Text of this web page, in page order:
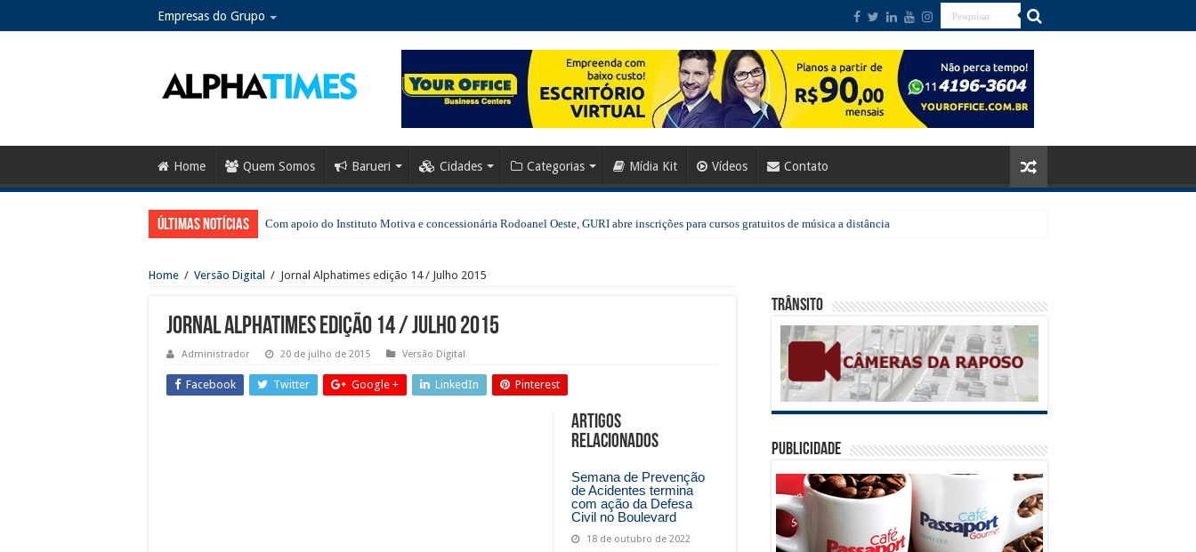
Empresas do Grupo
Home Quem Somos Barueri Cidades Categorias Mídia Kit Vídeos Contato
Últimas notícias Com apoio do Instituto Motiva e concessionária Rodoanel Oeste, GURI abre inscrições para cursos gratuitos de música a distância
Home / Versão Digital / Jornal Alphatimes edição 14 / Julho 2015
Jornal Alphatimes edição 14 / Julho 2015
Administrador 20 de julho de 2015 Versão Digital
Facebook Twitter Google + LinkedIn Pinterest
Artigos
relacionados
Semana de Prevenção
de Acidentes termina
com ação da Defesa
Civil no Boulevard
18 de outubro de 2022
Trânsito
Publicidade